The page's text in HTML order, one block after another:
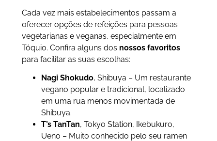
Cada vez mais estabelecimentos passam a
oferecer opções de refeições para pessoas
vegetarianas e veganas, especialmente em
Tóquio. Confira alguns dos nossos favoritos
para facilitar as suas escolhas:
Nagi Shokudo, Shibuya – Um restaurante
vegano popular e tradicional, localizado
em uma rua menos movimentada de
Shibuya.
T’s TanTan, Tokyo Station, Ikebukuro,
Ueno – Muito conhecido pelo seu ramen